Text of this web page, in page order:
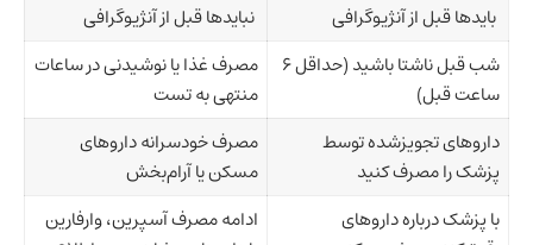
بایدها قبل از آنژیوگرافی
نبایدها قبل از آنژیوگرافی
شب قبل ناشتا باشید (حداقل ۶
ساعت قبل)
مصرف غذا یا نوشیدنی در ساعات
منتهی به تست
داروهای تجویزشده توسط
پزشک را مصرف کنید
مصرف خودسرانه داروهای
مسکن یا آرام‌بخش
با پزشک درباره داروهای
ادامه مصرف آسپرین، وارفارین